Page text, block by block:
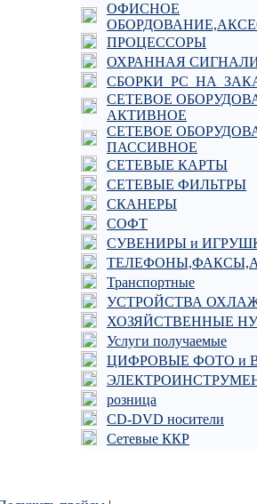
ОФИСНОЕ
ПРОЦЕССОРЫ
ОХРАННАЯ
СЕТЕВОЕ
АКТИВНОЕ
СЕТЕВОЕ
ПАССИВНОЕ
СЕТЕВЫЕ КАРТЫ
СЕТЕВЫЕ ФИЛЬТРЫ
СКАНЕРЫ
СОФТ
СУВЕНИРЫ и
Транспортные
УСТРОЙСТВА
ХОЗЯЙСТВЕННЫЕ
Услуги получаемые
ЦИФРОВЫЕ ФОТО и
розница
CD-DVD носители
Сетевые ККР